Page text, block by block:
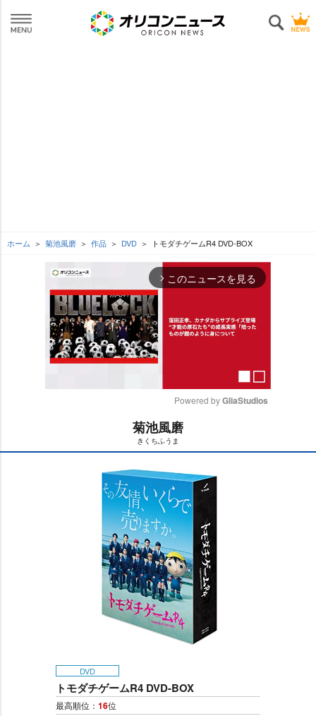
ホーム 菊池風磨 作品 DVD トモダチゲームR4 DVD-BOX
arrow_forward_ios このニュースを見る
t
Powered by GliaStudios
菊池風磨
きくちふうま
DVD
トモダチゲームR4 DVD-BOX
最高順位： 16位